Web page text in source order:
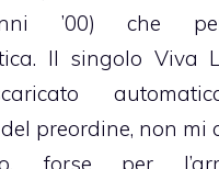
’00) che
Il singolo Viva
preordine, non mi